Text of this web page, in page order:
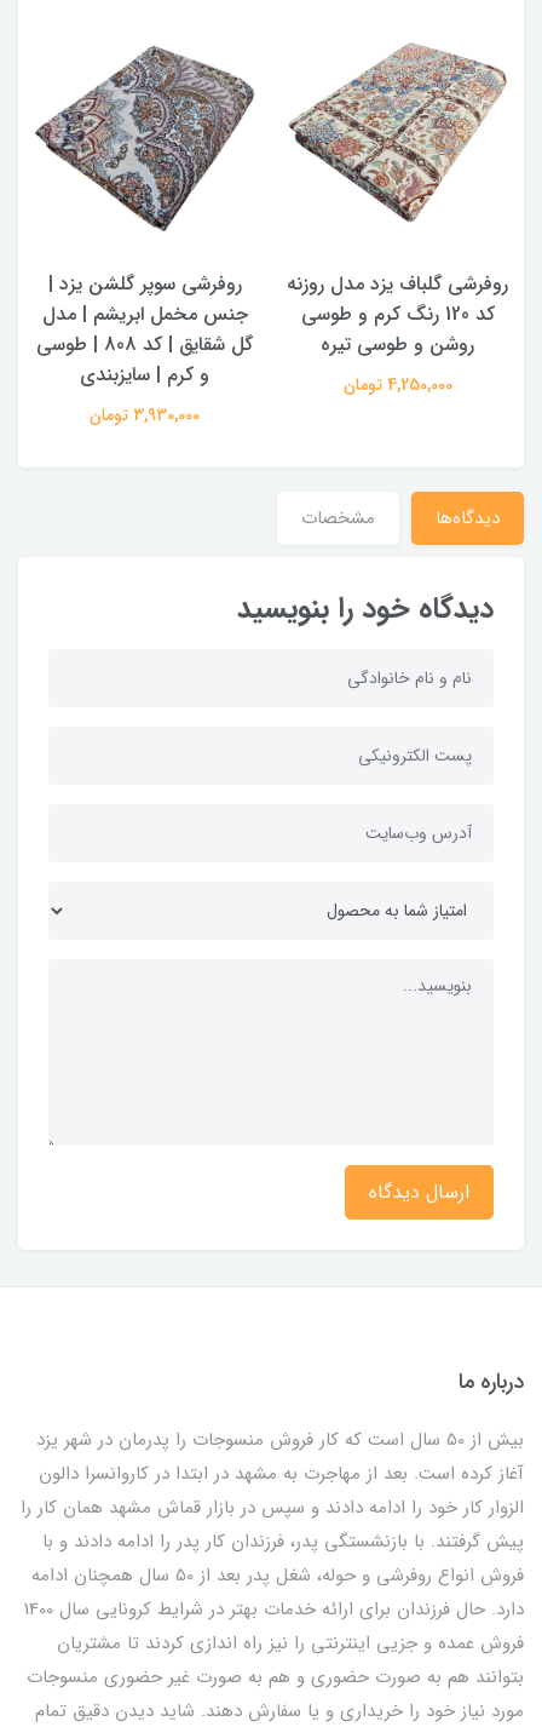
روفرشی گلباف یزد مدل روزنه
کد 120 رنگ کرم و طوسی
روشن و طوسی تیره
4,250,000 تومان
روفرشی سوپر گلشن یزد |
جنس مخمل ابریشم | مدل
گل شقایق | کد 808 | طوسی
و کرم | سایزبندی
3,930,000 تومان
دیدگاه‌ها مشخصات
دیدگاه خود را بنویسید
ارسال دیدگاه
درباره ما
بیش از 50 سال است که کار فروش منسوجات را پدرمان در شهر یزد
آغاز کرده است. بعد از مهاجرت به مشهد در ابتدا در کاروانسرا دالون
الزوار کار خود را ادامه دادند و سپس در بازار قماش مشهد همان کار را
پیش گرفتند. با بازنشستگی پدر، فرزندان کار پدر را ادامه دادند و با
فروش انواع روفرشی و حوله، شغل پدر بعد از 50 سال همچنان ادامه
دارد. حال فرزندان برای ارائه خدمات بهتر در شرایط کرونایی سال 1400
فروش عمده و جزیی اینترنتی را نیز راه اندازی کردند تا مشتریان
بتوانند هم به صورت حضوری و هم به صورت غیر حضوری منسوجات
مورد نیاز خود را خریداری و یا سفارش دهند. شاید دیدن دقیق تمام